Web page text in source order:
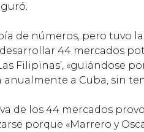
de números, pero tuvo
44 mercados
Filipinas’, «guiándose
a Cuba, sin
de los 44 mercados
porque «Marrero y